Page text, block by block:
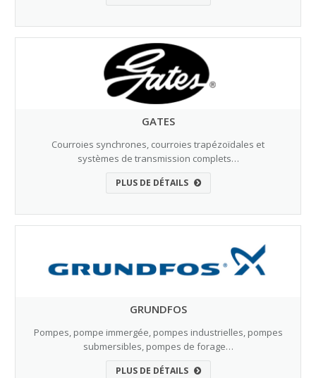
GATES
Courroies synchrones, courroies trapézoïdales et
systèmes de transmission complets…
PLUS DE DÉTAILS
GRUNDFOS
Pompes, pompe immergée, pompes industrielles, pompes
submersibles, pompes de forage…
PLUS DE DÉTAILS